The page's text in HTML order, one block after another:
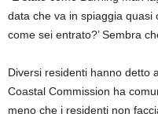
data che va in spiaggia quasi
come sei entrato?’ Sembra
Diversi residenti hanno detto
Coastal Commission ha
meno che i residenti non